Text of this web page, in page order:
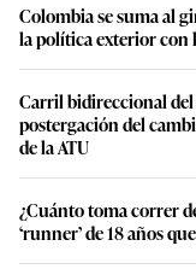
Colombia se suma al
la política exterior con
Carril bidireccional del
postergación del
de la ATU
¿Cuánto toma correr
‘runner’ de 18 años